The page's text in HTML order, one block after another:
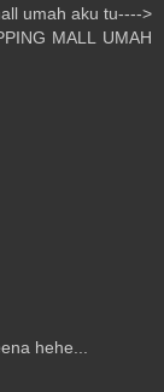
umah aku tu---->
MALL UMAH
hehe...